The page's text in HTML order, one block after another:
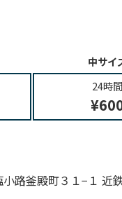
中サイ
24時間
路釜殿町３１−１ 近